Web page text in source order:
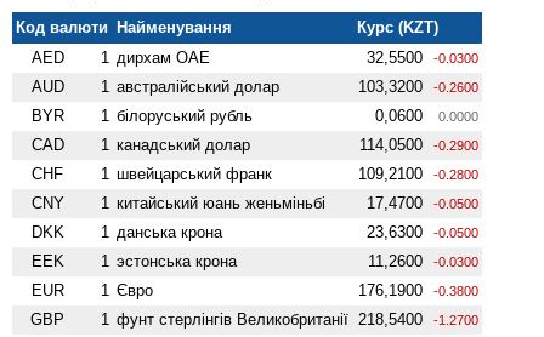
Код валюти Найменування
Курс (KZT)
AED
1 дирхам ОАЕ 32,5500 -0.0300
AUD 1 австралійський долар 103,3200 -0.2600
BYR 1 білоруський рубль 0,0600 0.0000
CAD 1 канадський долар 114,0500 -0.2900
CHF 1 швейцарський франк 109,2100 -0.2800
CNY 1 китайський юань женьмiньбi 17,4700 -0.0500
DKK 1 данська крона 23,6300 -0.0500
EEK 1 эстонська крона 11,2600 -0.0300
EUR 1 Євро 176,1900 -0.3800
GBP 1 фунт стерлінгів Велико­британії 218,5400 -1.2700